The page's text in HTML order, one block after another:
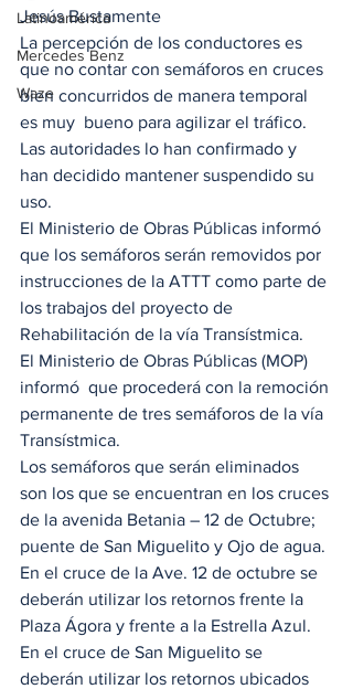
Latinoamérica
Mercedes Benz
Waze
Jesús Bustamente
La percepción de los conductores es
que no contar con semáforos en cruces
bien concurridos de manera temporal
es muy  bueno para agilizar el tráfico.
Las autoridades lo han confirmado y
han decidido mantener suspendido su
uso.
El Ministerio de Obras Públicas informó
que los semáforos serán removidos por
instrucciones de la ATTT como parte de
los trabajos del proyecto de
Rehabilitación de la vía Transístmica.
El Ministerio de Obras Públicas (MOP)
informó  que procederá con la remoción
permanente de tres semáforos de la vía
Transístmica.
Los semáforos que serán eliminados
son los que se encuentran en los cruces
de la avenida Betania – 12 de Octubre;
puente de San Miguelito y Ojo de agua.
En el cruce de la Ave. 12 de octubre se
deberán utilizar los retornos frente la
Plaza Ágora y frente a la Estrella Azul.
En el cruce de San Miguelito se
deberán utilizar los retornos ubicados